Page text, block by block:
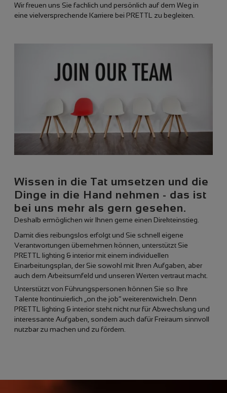
Wir freuen uns Sie fachlich und persönlich auf dem Weg in
eine vielversprechende Karriere bei PRETTL zu begleiten.
Wissen in die Tat umsetzen und die
Dinge in die Hand nehmen - das ist
bei uns mehr als gern gesehen.
Deshalb ermöglichen wir Ihnen gerne einen Direkteinstieg.
Damit dies reibungslos erfolgt und Sie schnell eigene
Verantwortungen übernehmen können, unterstützt Sie
PRETTL lighting & interior mit einem individuellen
Einarbeitungsplan, der Sie sowohl mit Ihren Aufgaben, aber
auch dem Arbeitsumfeld und unseren Werten vertraut macht.
Unterstützt von Führungspersonen können Sie so Ihre
Talente kontinuierlich „on the job“ weiterentwickeln. Denn
PRETTL lighting & interior steht nicht nur für Abwechslung und
interessante Aufgaben, sondern auch dafür Freiraum sinnvoll
nutzbar zu machen und zu fördern.